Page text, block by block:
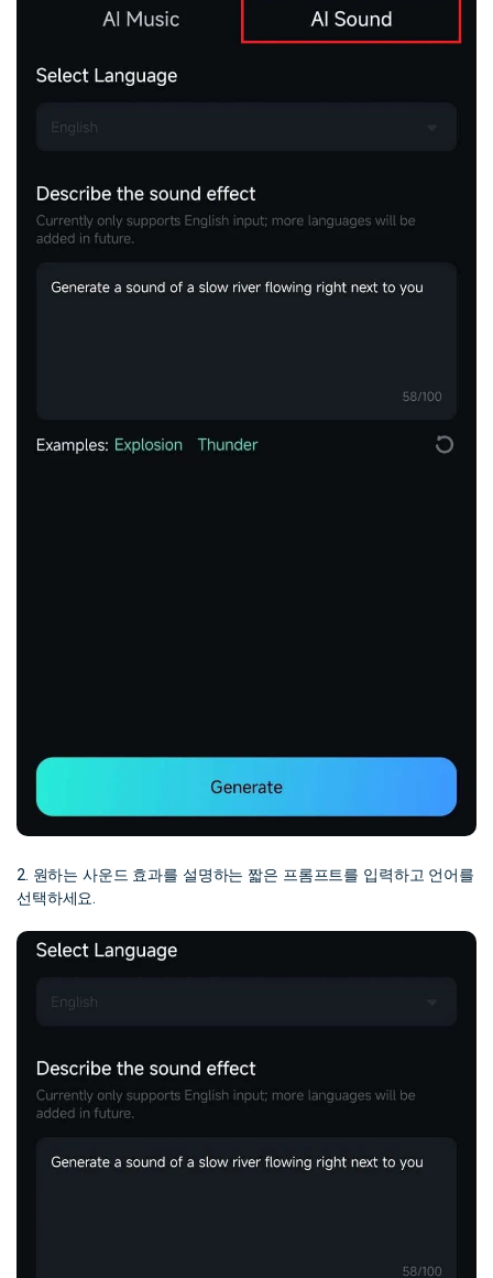
2. 원하는 사운드 효과를 설명하는 짧은 프롬프트를 입력하고 언어를
선택하세요.